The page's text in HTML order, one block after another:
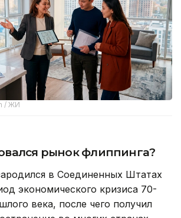
/ ЖИ
рынок флиппинга?
в Соединенных Штатах
экономического кризиса 70-
века, после чего получил